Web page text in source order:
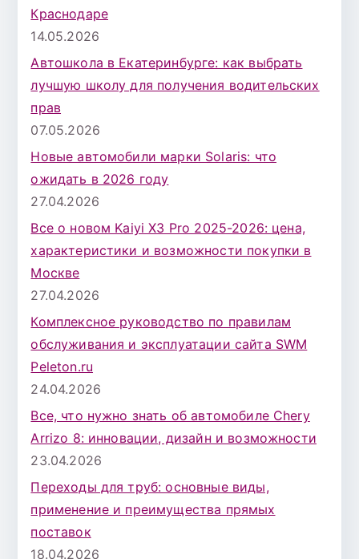
Краснодаре
14.05.2026
Автошкола в Екатеринбурге: как выбрать
лучшую школу для получения водительских
прав
07.05.2026
Новые автомобили марки Solaris: что
ожидать в 2026 году
27.04.2026
Все о новом Kaiyi X3 Pro 2025-2026: цена,
характеристики и возможности покупки в
Москве
27.04.2026
Комплексное руководство по правилам
обслуживания и эксплуатации сайта SWM
Peleton.ru
24.04.2026
Все, что нужно знать об автомобиле Chery
Arrizo 8: инновации, дизайн и возможности
23.04.2026
Переходы для труб: основные виды,
применение и преимущества прямых
поставок
18.04.2026